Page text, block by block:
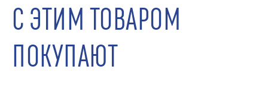
С ЭТИМ ТОВАРОМ
ПОКУПАЮТ